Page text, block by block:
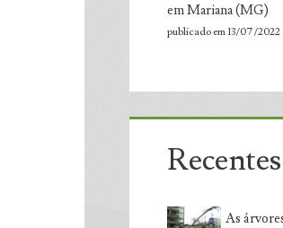
em Mariana (MG)
publicado em 13/07/2022
Recentes
As